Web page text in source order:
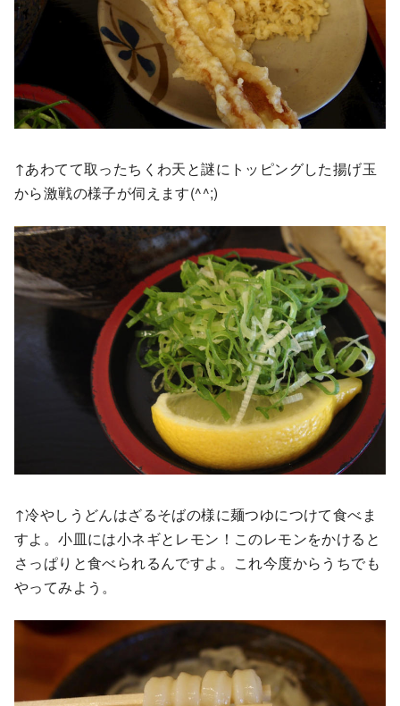
↑あわてて取ったちくわ天と謎にトッピングした揚げ玉
から激戦の様子が伺えます(^^;)
↑冷やしうどんはざるそばの様に麺つゆにつけて食べま
すよ。小皿には小ネギとレモン！このレモンをかけると
さっぱりと食べられるんですよ。これ今度からうちでも
やってみよう。